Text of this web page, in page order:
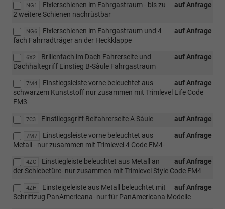
NG1 auf Anfrage
Fixierschienen im Fahrgastraum - bis zu
2 weitere Schienen nachrüstbar
NG6 auf Anfrage
Fixierschienen im Fahrgastraum und 4
fach Fahrradträger an der Heckklappe
6X2 auf Anfrage
Brillenfach im Dach Fahrerseite und
Dachhaltegriff Einstieg B-Sàule Fahrgastraum
7M4 auf Anfrage
Einstiegsleiste vorne beleuchtet aus
schwarzem Kunststoff nur zusammen mit Trimlevel Life Code
FM3-
7C3 auf Anfrage
Einstiiegsgriff Beifahrerseite A Sàule
7M7 auf Anfrage
Einstiegsleiste vorne beleuchtet aus
Metall - nur zusammen mit Trimlevel 4 Code FM4-
4ZC auf Anfrage
Einstiegleiste beleuchtet aus Metall an
der Schiebetüre- nur zusammen mit Trimlevel Style Code FM4
4ZH auf Anfrage
Einsteigeleiste aus Metall beleuchtet mit
Schriftzug PanAmericana- nur für PanAmericana Modelle